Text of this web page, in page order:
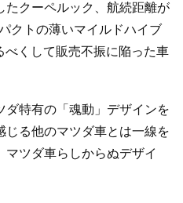
たクーペルック、航続距離が
クトの薄いマイルドハイブ
べくして販売不振に陥った車
ダ特有の「魂動」デザインを
る他のマツダ車とは一線を
ツダ車らしからぬデザイ